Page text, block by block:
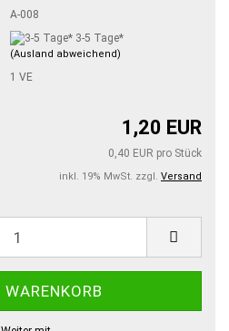
A-008
3-5 Tage*
(Ausland abweichend)
1 VE
1,20 EUR
0,40 EUR pro Stück
inkl. 19% MwSt. zzgl. Versand